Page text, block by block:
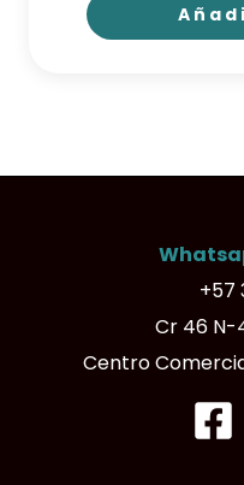
+57
Cr 46 N-
Centro